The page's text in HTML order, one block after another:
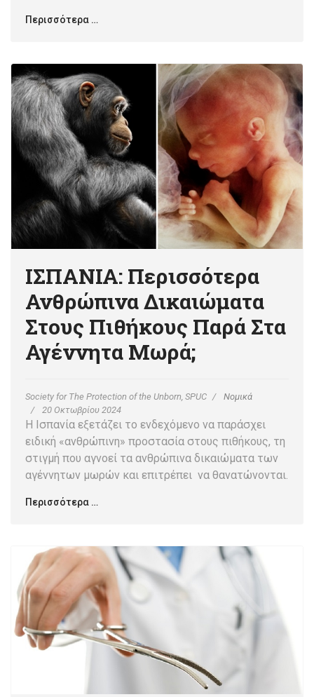
Περισσότερα …
ΙΣΠΑΝΙΑ: Περισσότερα
Ανθρώπινα Δικαιώματα
Στους Πιθήκους Παρά Στα
Αγέννητα Μωρά;
Society for The Protection of the Unborn, SPUC
Νομικά
20 Οκτωβρίου 2024
Η Ισπανία εξετάζει το ενδεχόμενο να παράσχει
ειδική «ανθρώπινη» προστασία στους πιθήκους, τη
στιγμή που αγνοεί τα ανθρώπινα δικαιώματα των
αγέννητων μωρών και επιτρέπει να θανατώνονται.
Περισσότερα …